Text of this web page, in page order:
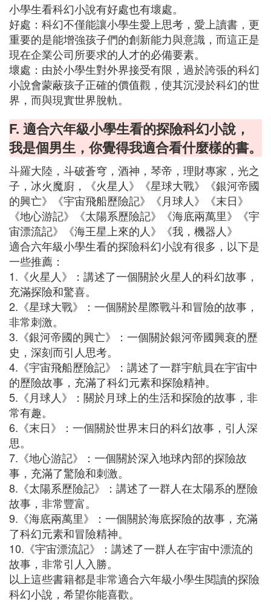
小學生看科幻小說有好處也有壞處。
好處：科幻不僅能讓小學生愛上思考，愛上讀書，更
重要的是能增強孩子們的創新能力與意識，而這正是
現在企業公司所要求的人才的必備要素。
壞處：由於小學生對外界接受有限，過於誇張的科幻
小說會蒙蔽孩子正確的價值觀，使其沉浸於科幻的世
界，而與現實世界脫軌。
F. 適合六年級小學生看的探險科幻小說，
我是個男生，你覺得我適合看什麼樣的書。
斗羅大陸，斗破蒼穹，酒神，琴帝，理財專家，光之
子，冰火魔廚，《火星人》《星球大戰》《銀河帝國
的興亡》《宇宙飛船歷險記》《月球人》《末日》
《地心游記》《太陽系歷險記》《海底兩萬里》《宇
宙漂流記》《海王星上來的人》《我，機器人》
適合六年級小學生看的探險科幻小說有很多，以下是
一些推薦：
1.《火星人》：講述了一個關於火星人的科幻故事，
充滿探險和驚喜。
2.《星球大戰》：一個關於星際戰斗和冒險的故事，
非常刺激。
3.《銀河帝國的興亡》：一個關於銀河帝國興衰的歷
史，深刻而引人思考。
4.《宇宙飛船歷險記》：講述了一群宇航員在宇宙中
的歷險故事，充滿了科幻元素和探險精神。
5.《月球人》：關於月球上的生活和探險的故事，非
常有趣。
6.《末日》：一個關於世界末日的科幻故事，引人深
思。
7.《地心游記》：一個關於深入地球內部的探險故
事，充滿了驚險和刺激。
8.《太陽系歷險記》：講述了一群人在太陽系的歷險
故事，非常豐富。
9.《海底兩萬里》：一個關於海底探險的故事，充滿
了科幻元素和冒險精神。
10.《宇宙漂流記》：講述了一群人在宇宙中漂流的
故事，非常引人入勝。
以上這些書籍都是非常適合六年級小學生閱讀的探險
科幻小說，希望你能喜歡。